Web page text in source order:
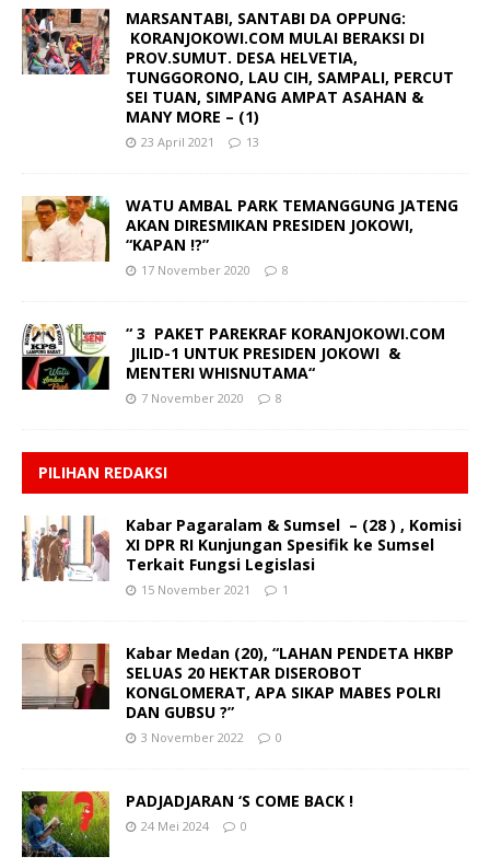
MARSANTABI, SANTABI DA OPPUNG:
KORANJOKOWI.COM MULAI BERAKSI DI
PROV.SUMUT. DESA HELVETIA,
TUNGGORONO, LAU CIH, SAMPALI, PERCUT
SEI TUAN, SIMPANG AMPAT ASAHAN &
MANY MORE – (1)
23 April 2021 13
WATU AMBAL PARK TEMANGGUNG JATENG
AKAN DIRESMIKAN PRESIDEN JOKOWI,
“KAPAN !?”
17 November 2020 8
“ 3 PAKET PAREKRAF KORANJOKOWI.COM
JILID-1 UNTUK PRESIDEN JOKOWI &
MENTERI WHISNUTAMA“
7 November 2020 8
PILIHAN REDAKSI
Kabar Pagaralam & Sumsel – (28 ) , Komisi
XI DPR RI Kunjungan Spesifik ke Sumsel
Terkait Fungsi Legislasi
15 November 2021 1
Kabar Medan (20), “LAHAN PENDETA HKBP
SELUAS 20 HEKTAR DISEROBOT
KONGLOMERAT, APA SIKAP MABES POLRI
DAN GUBSU ?”
3 November 2022 0
PADJADJARAN ‘S COME BACK !
24 Mei 2024 0